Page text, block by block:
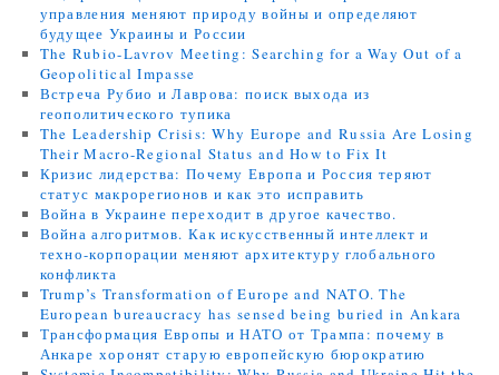
управления меняют природу войны и определяют
будущее Украины и России
The Rubio-Lavrov Meeting: Searching for a Way Out of a
Geopolitical Impasse
Встреча Рубио и Лаврова: поиск выхода из
геополитического тупика
The Leadership Crisis: Why Europe and Russia Are Losing
Their Macro-Regional Status and How to Fix It
Кризис лидерства: Почему Европа и Россия теряют
статус макрорегионов и как это исправить
Война в Украине переходит в другое качество.
Война алгоритмов. Как искусственный интеллект и
техно-корпорации меняют архитектуру глобального
конфликта
Trump’s Transformation of Europe and NATO. The
European bureaucracy has sensed being buried in Ankara
Трансформация Европы и НАТО от Трампа: почему в
Анкаре хоронят старую европейскую бюрократию